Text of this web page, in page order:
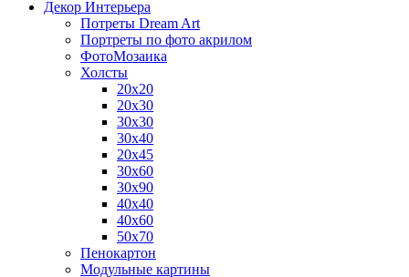
Декор Интерьера
Потреты Dream Art
Портреты по фото акрилом
ФотоМозаика
Холсты
20х20
20х30
30х30
30х40
20х45
30х60
30х90
40х40
40х60
50х70
Пенокартон
Модульные картины